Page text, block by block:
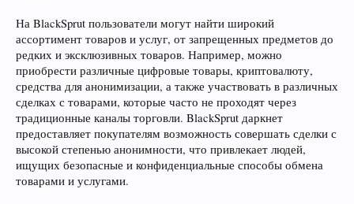
На BlackSprut пользователи могут найти широкий
ассортимент товаров и услуг, от запрещенных предметов до
редких и эксклюзивных товаров. Например, можно
приобрести различные цифровые товары, криптовалюту,
средства для анонимизации, а также участвовать в различных
сделках с товарами, которые часто не проходят через
традиционные каналы торговли. BlackSprut даркнет
предоставляет покупателям возможность совершать сделки с
высокой степенью анонимности, что привлекает людей,
ищущих безопасные и конфиденциальные способы обмена
товарами и услугами.